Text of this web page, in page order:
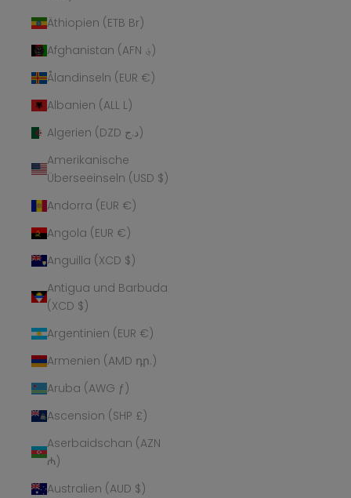
Äthiopien (ETB Br)
Afghanistan (AFN ؋)
Ålandinseln (EUR €)
Albanien (ALL L)
Algerien (DZD د.ج)
Amerikanische
Überseeinseln (USD $)
Andorra (EUR €)
Angola (EUR €)
Anguilla (XCD $)
Antigua und Barbuda
(XCD $)
Argentinien (EUR €)
Armenien (AMD դր.)
Aruba (AWG ƒ)
Ascension (SHP £)
Aserbaidschan (AZN
₼)
Australien (AUD $)